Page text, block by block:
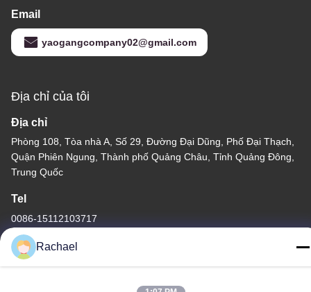
Email
yaogangcompany02@gmail.com
Địa chỉ của tôi
Địa chỉ
Phòng 108, Tòa nhà A, Số 29, Đường Đại Dũng, Phố Đại Thạch,
Quận Phiên Ngung, Thành phố Quảng Châu, Tỉnh Quảng Đông,
Trung Quốc
Tel
0086-15112103717
Rachael